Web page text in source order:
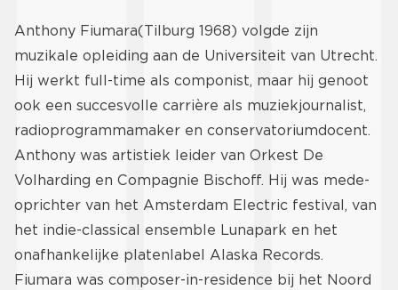
Anthony Fiumara(Tilburg 1968) volgde zijn
muzikale opleiding aan de Universiteit van Utrecht.
Hij werkt full-time als componist, maar hij genoot
ook een succesvolle carrière als muziekjournalist,
radioprogrammamaker en conservatoriumdocent.
Anthony was artistiek leider van Orkest De
Volharding en Compagnie Bischoff. Hij was mede-
oprichter van het Amsterdam Electric festival, van
het indie-classical ensemble Lunapark en het
onafhankelijke platenlabel Alaska Records.
Fiumara was composer-in-residence bij het Noord